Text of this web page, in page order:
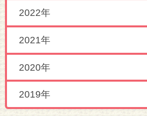
2022年
2021年
2020年
2019年